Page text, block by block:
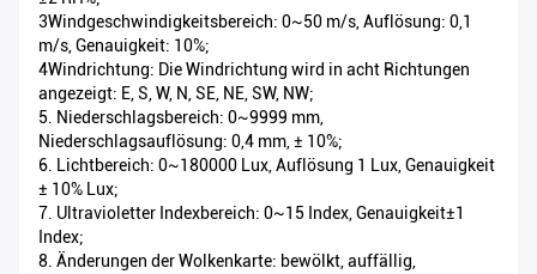
3Windgeschwindigkeitsbereich: 0~50 m/s, Auflösung: 0,1
m/s, Genauigkeit: 10%;
4Windrichtung: Die Windrichtung wird in acht Richtungen
angezeigt: E, S, W, N, SE, NE, SW, NW;
5. Niederschlagsbereich: 0~9999 mm,
Niederschlagsauflösung: 0,4 mm, ± 10%;
6. Lichtbereich: 0~180000 Lux, Auflösung 1 Lux, Genauigkeit
± 10% Lux;
7. Ultravioletter Indexbereich: 0~15 Index, Genauigkeit±1
Index;
8. Änderungen der Wolkenkarte: bewölkt, auffällig,